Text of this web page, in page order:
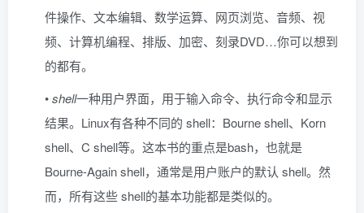
件操作、文本编辑、数学运算、网页浏览、音频、视
频、计算机编程、排版、加密、刻录DVD…你可以想到
的都有。
•shell一种用户界面，用于输入命令、执行命令和显示
结果。Linux有各种不同的 shell：Bourne shell、Korn
shell、C shell等。这本书的重点是bash，也就是
Bourne-Again shell，通常是用户账户的默认 shell。然
而，所有这些 shell的基本功能都是类似的。